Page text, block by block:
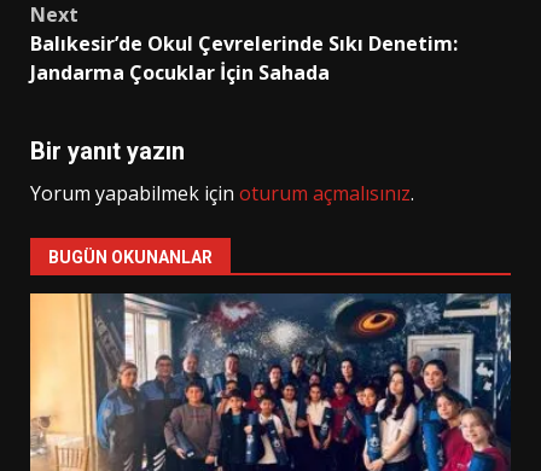
Next
Balıkesir’de Okul Çevrelerinde Sıkı Denetim:
Jandarma Çocuklar İçin Sahada
Bir yanıt yazın
Yorum yapabilmek için oturum açmalısınız.
BUGÜN OKUNANLAR